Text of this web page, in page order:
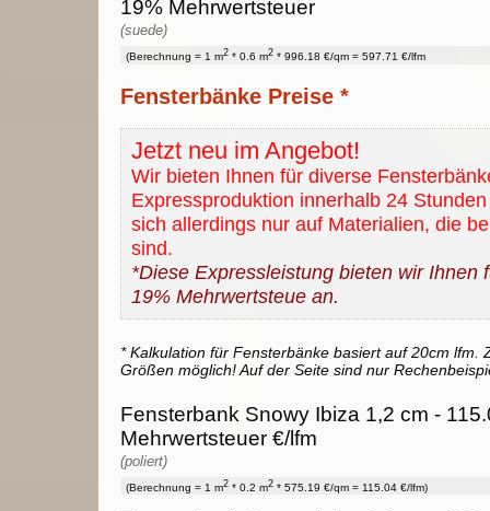
19% Mehrwertsteuer
(suede)
(Berechnung = 1 m2 * 0.6 m2 * 996.18 €/qm = 597.71 €/lfm
Fensterbänke Preise *
Jetzt neu im Angebot!
Wir bieten Ihnen für diverse
Expressproduktion innerhalb 24
sich allerdings nur auf Materialien, die
sind.
*Diese Expressleistung bieten wir Ihnen
19% Mehrwertsteue an.
* Kalkulation für Fensterbänke basiert auf 20cm lfm.
Größen möglich! Auf der Seite sind nur
Fensterbank Snowy Ibiza 1,2 cm -
Mehrwertsteuer €/lfm
(poliert)
(Berechnung = 1 m2 * 0.2 m2 * 575.19 €/qm = 115.04 €/lfm)